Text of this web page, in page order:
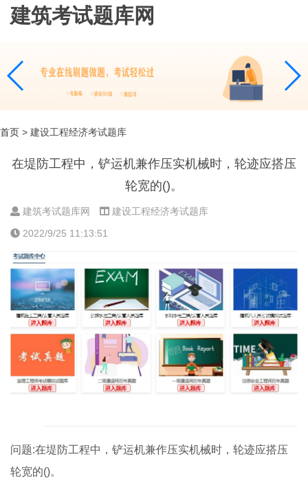
建筑考试题库网
首页 > 建设工程经济考试题库
在堤防工程中，铲运机兼作压实机械时，轮迹应搭压
轮宽的()。
建筑考试题库网
建设工程经济考试题库
2022/9/25 11:13:51
问题:在堤防工程中，铲运机兼作压实机械时，轮迹应搭压
轮宽的()。